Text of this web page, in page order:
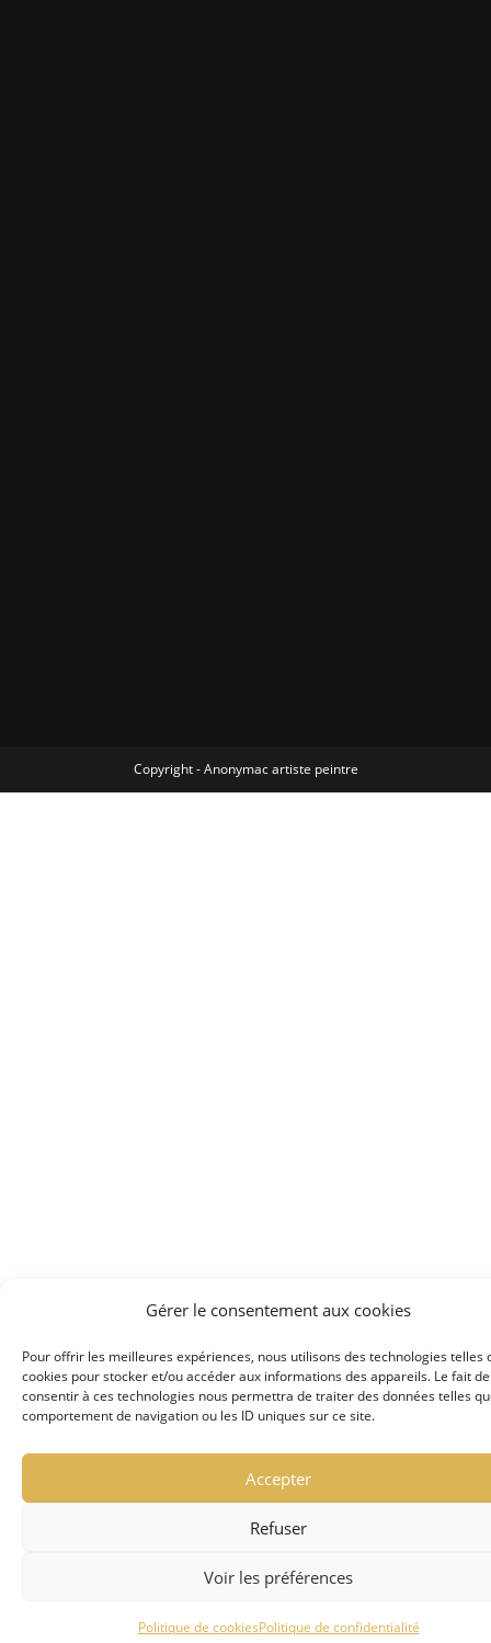
Gérer le consentement aux cookies
Pour offrir les meilleures expériences, nous utilisons des technologies telles
cookies pour stocker et/ou accéder aux informations des appareils. Le fait de
consentir à ces technologies nous permettra de traiter des données telles
comportement de navigation ou les ID uniques sur ce site.
Accepter
Refuser
Voir les préférences
Politique de cookiesPolitique de confidentialité
Copyright - Anonymac artiste peintre